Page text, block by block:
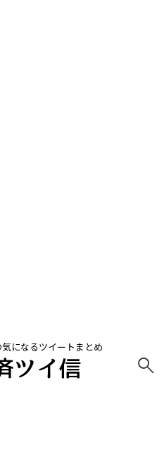
になるツイートまとめ